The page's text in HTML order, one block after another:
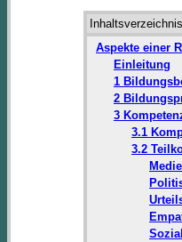
Aspekte einer
Einleitung
1
2
3
3.1
3.2